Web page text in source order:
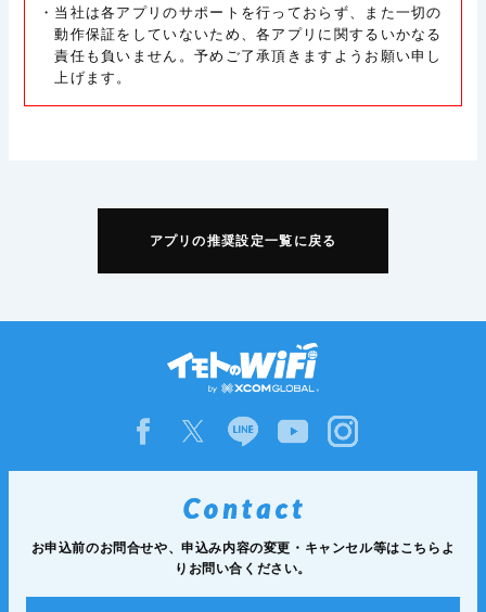
・当社は各アプリのサポートを行っておらず、また一切の
動作保証をしていないため、各アプリに関するいかなる
責任も負いません。予めご了承頂きますようお願い申し
上げます。
アプリの推奨設定一覧に戻る
お申込前のお問合せや、申込み内容の変更・キャンセル等はこちらよ
りお問い合ください。